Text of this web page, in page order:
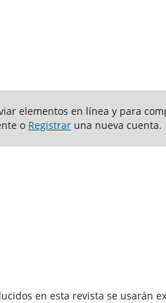
elementos en línea y para
o Registrar una nueva cuenta.
en esta revista se usarán